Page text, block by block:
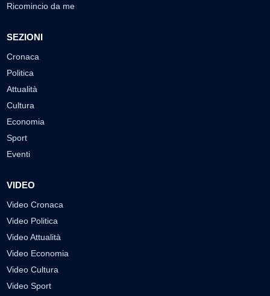
Ricomincio da me
SEZIONI
Cronaca
Politica
Attualità
Cultura
Economia
Sport
Eventi
VIDEO
Video Cronaca
Video Politica
Video Attualità
Video Economia
Video Cultura
Video Sport